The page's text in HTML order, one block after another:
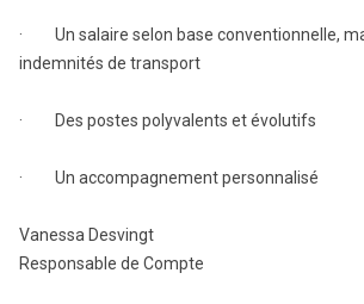
· Un salaire selon base conventionnelle,
indemnités de transport
· Des postes polyvalents et évolutifs
· Un accompagnement personnalisé
Vanessa Desvingt
Responsable de Compte